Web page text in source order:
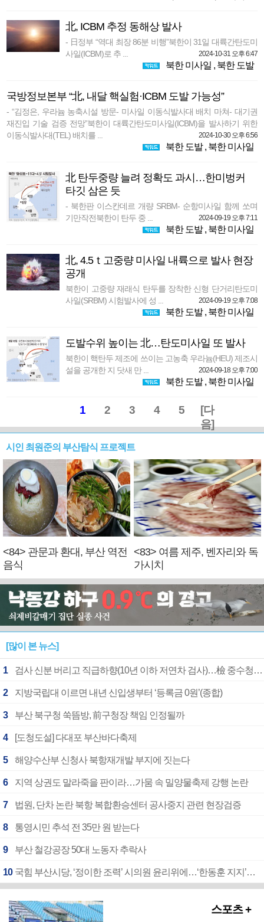
北, ICBM 추정 동해상 발사
- 日정부 “역대 최장 86분 비행”북한이 31일 대륙간탄도미
사일(ICBM)로 추 ...
2024-10-31 오후 6:47
북한 미사일 , 북한 도발
국방정보본부 “北, 내달 핵실험·ICBM 도발 가능성”
- “김정은, 우라늄 농축시설 방문- 미사일 이동식발사대 배치 마쳐- 대기권
재진입 기술 검증 전망”북한이 대륙간탄도미사일(ICBM)을 발사하기 위한
이동식발사대(TEL) 배치를 ...
2024-10-30 오후 6:56
북한 도발, 북한 미사일
北 탄두중량 늘려 정확도 과시…한미벙커
타깃 삼은 듯
- 북한판 이스칸데르 개량 SRBM- 순항미사일 함께 쏘며
기만작전북한이 탄두 중 ...
2024-09-19 오후 7:11
북한 도발, 북한 미사일
北, 4.5ｔ고중량 미사일 내륙으로 발사 현장
공개
북한이 고중량 재래식 탄두를 장착한 신형 단거리탄도미
사일(SRBM) 시험발사에 성 ...
2024-09-19 오후 7:08
북한 도발, 북한 미사일
도발수위 높이는 北…탄도미사일 또 발사
북한이 핵탄두 제조에 쓰이는 고농축 우라늄(HEU) 제조시
설을 공개한 지 닷새 만 ...
2024-09-18 오후 7:00
북한 도발, 북한 미사일
1 2 3 4 5
[다
음]
시인 최원준의 부산탐식 프로젝트
<84> 관문과 환대, 부산 역전
음식
<83> 여름 제주, 벤자리와 독
가시치
[많이 본 뉴스]
1 검사 신분 버리고 직급하향(10년 이하 저연차 검사)…檢 중수청행 기피
2 지방국립대 이르면 내년 신입생부터 ‘등록금 0원’(종합)
3 부산 북구청 쑥뜸방, 前구청장 책임 인정될까
4 [도청도설] 다대포 부산바다축제
5 해양수산부 신청사 북항재개발 부지에 짓는다
6 지역 상권도 말라죽을 판이라…가뭄 속 밀양물축제 강행 논란
7 법원, 단차 논란 북항 복합환승센터 공사중지 관련 현장검증
8 통영시민 추석 전 35만 원 받는다
9 부산 철강공장 50대 노동자 추락사
10 국힘 부산시당, ‘정이한 조력’ 시의원 윤리위에…‘한동훈 지지’도 신고접수
스포츠 +